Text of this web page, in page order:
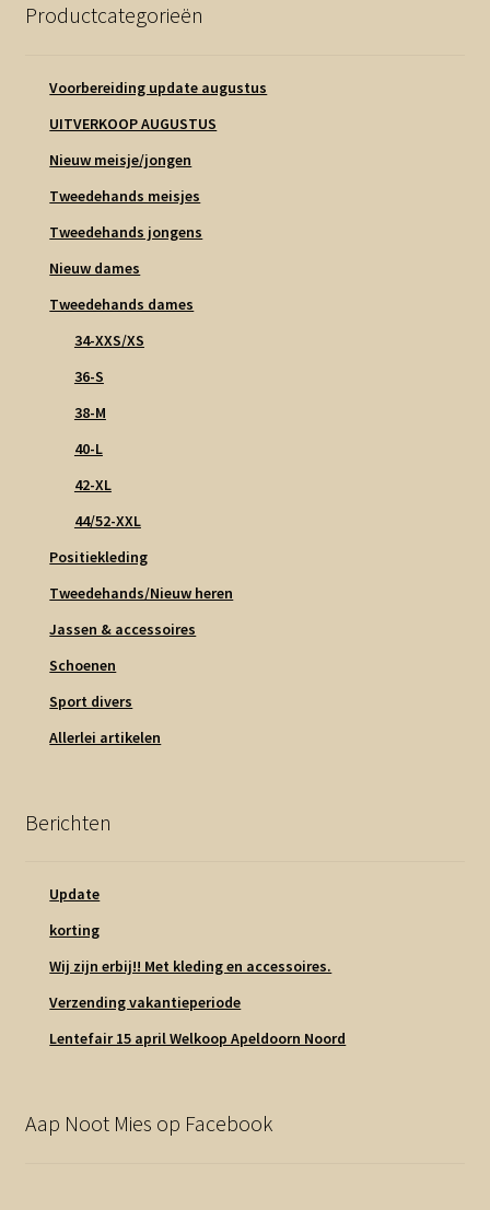
Productcategorieën
Voorbereiding update augustus
UITVERKOOP AUGUSTUS
Nieuw meisje/jongen
Tweedehands meisjes
Tweedehands jongens
Nieuw dames
Tweedehands dames
34-XXS/XS
36-S
38-M
40-L
42-XL
44/52-XXL
Positiekleding
Tweedehands/Nieuw heren
Jassen & accessoires
Schoenen
Sport divers
Allerlei artikelen
Berichten
Update
korting
Wij zijn erbij!! Met kleding en accessoires.
Verzending vakantieperiode
Lentefair 15 april Welkoop Apeldoorn Noord
Aap Noot Mies op Facebook